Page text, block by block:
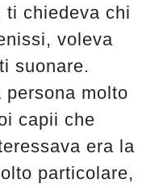
ti chiedeva chi
voleva
suonare.
persona molto
capii che
era la
particolare,